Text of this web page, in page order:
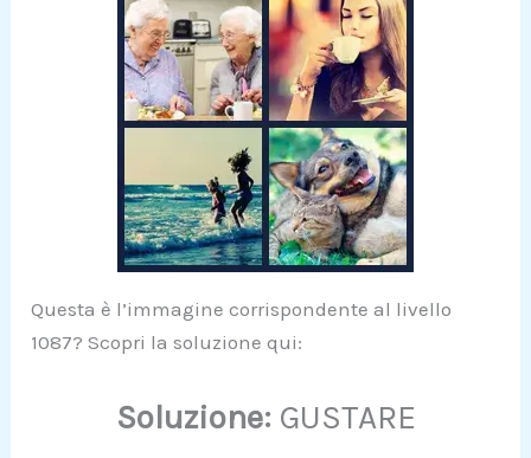
Questa è l’immagine corrispondente al livello
1087? Scopri la soluzione qui:
Soluzione: GUSTARE